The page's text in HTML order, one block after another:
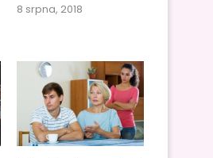
8 srpna, 2018